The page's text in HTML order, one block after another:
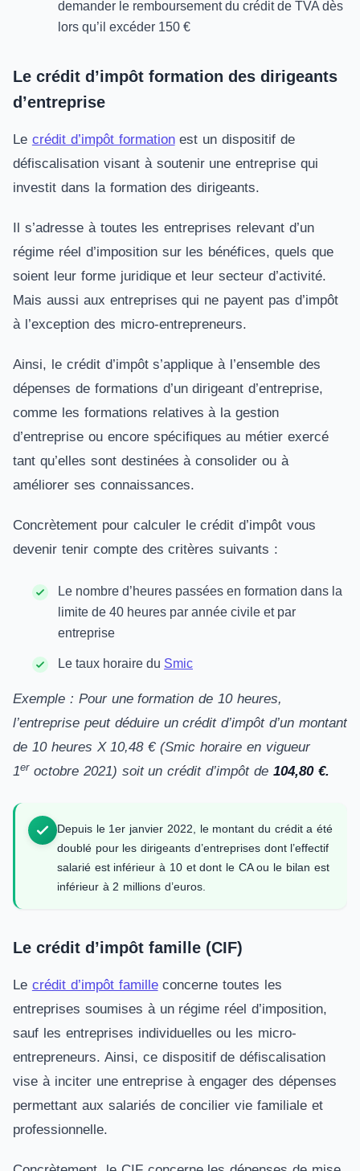
demander le remboursement du crédit de TVA dès
lors qu’il excéder 150 €
Le crédit d’impôt formation des dirigeants
d’entreprise
Le crédit d’impôt formationest un dispositif de
défiscalisation visant à soutenir une entreprise qui
investit dans la formation des dirigeants.
Il s’adresse à toutes les entreprises relevant d’un
régime réel d’imposition sur les bénéfices, quels que
soient leur forme juridique et leur secteur d’activité.
Mais aussi aux entreprises qui ne payent pas d’impôt
à l’exception des micro-entrepreneurs.
Ainsi, le crédit d’impôt s’applique à l’ensemble des
dépenses de formations d’un dirigeant d’entreprise,
comme les formations relatives à la gestion
d’entreprise ou encore spécifiques au métier exercé
tant qu’elles sont destinées à consolider ou à
améliorer ses connaissances.
Concrètement pour calculer le crédit d’impôt vous
devenir tenir compte des critères suivants :
Le nombre d’heures passées en formation dans la
limite de 40 heures par année civile et par
entreprise
Le taux horaire du Smic
Exemple : Pour une formation de 10 heures,
l’entreprise peut déduire un crédit d’impôt d’un montant
de 10 heures X 10,48 € (Smic horaire en vigueur
1eroctobre 2021) soit un crédit d’impôt de 104,80 €.
Depuis le 1er janvier 2022, le montant du crédit a été
doublé pour les dirigeants d’entreprises dont l’effectif
salarié est inférieur à 10 et dont le CA ou le bilan est
inférieur à 2 millions d’euros.
Le crédit d’impôt famille (CIF)
Le crédit d’impôt familleconcerne toutes les
entreprises soumises à un régime réel d’imposition,
sauf les entreprises individuelles ou les micro-
entrepreneurs. Ainsi, ce dispositif de défiscalisation
vise à inciter une entreprise à engager des dépenses
permettant aux salariés de concilier vie familiale et
professionnelle.